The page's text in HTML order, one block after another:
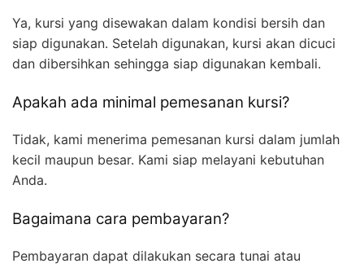
Ya, kursi yang disewakan dalam kondisi bersih dan
siap digunakan. Setelah digunakan, kursi akan dicuci
dan dibersihkan sehingga siap digunakan kembali.
Apakah ada minimal pemesanan kursi?
Tidak, kami menerima pemesanan kursi dalam jumlah
kecil maupun besar. Kami siap melayani kebutuhan
Anda.
Bagaimana cara pembayaran?
Pembayaran dapat dilakukan secara tunai atau